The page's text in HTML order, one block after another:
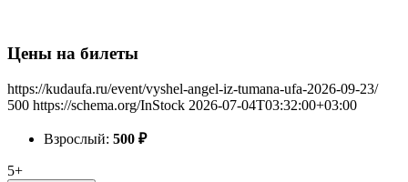
Цены на билеты
https://kudaufa.ru/event/vyshel-angel-iz-tumana-ufa-2026-09-23/
500 https://schema.org/InStock 2026-07-04T03:32:00+03:00
Взрослый: 500 ₽
5+